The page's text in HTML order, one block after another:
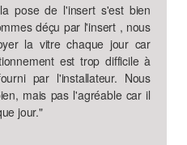
pose de l'insert s'est bien
déçu par l'insert , nous
la vitre chaque jour car
est trop difficile à
par l'installateur. Nous
mais pas l'agréable car il
jour."